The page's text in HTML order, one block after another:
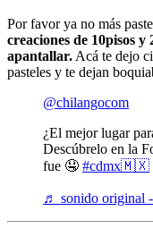
Por favor ya no más
creaciones de 10pisos
apantallar. Acá te dejo
pasteles y te dejan
@chilangocom
¿El mejor lugar
Descúbrelo en la
fue 🤤 #cdmx🇲🇽
♬ sonido original